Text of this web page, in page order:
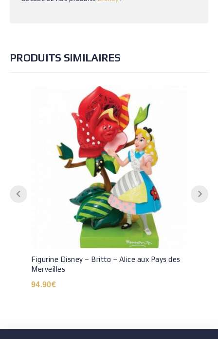
PRODUITS SIMILAIRES
Figurine Disney – Britto – Alice aux Pays des
Merveilles
94.90€